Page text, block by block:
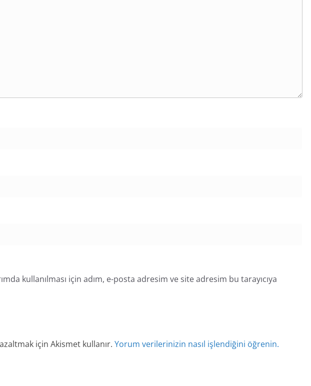
kullanılması için adım, e-posta adresim ve site adresim bu tarayıcıya
için Akismet kullanır. Yorum verilerinizin nasıl işlendiğini öğrenin.